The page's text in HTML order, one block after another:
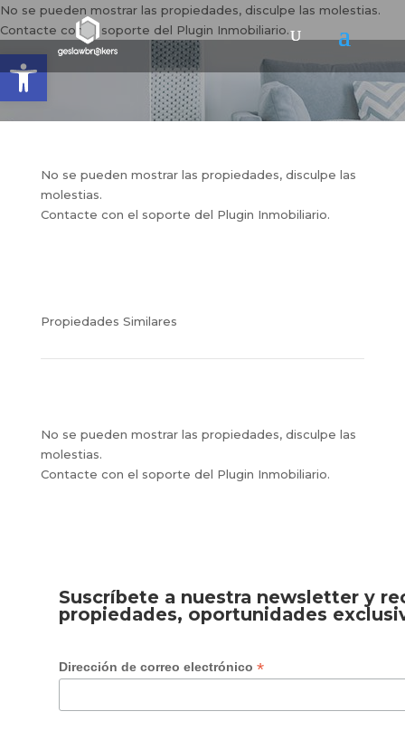
No se pueden mostrar las propiedades, disculpe las molestias.
Contacte con el soporte del Plugin Inmobiliario.
No se pueden mostrar las propiedades, disculpe las
molestias.
Contacte con el soporte del Plugin Inmobiliario.
Propiedades Similares
No se pueden mostrar las propiedades, disculpe las
molestias.
Contacte con el soporte del Plugin Inmobiliario.
Suscríbete a nuestra newsletter y
propiedades, oportunidades
Dirección de correo electrónico *
Abrir barra de herramientas